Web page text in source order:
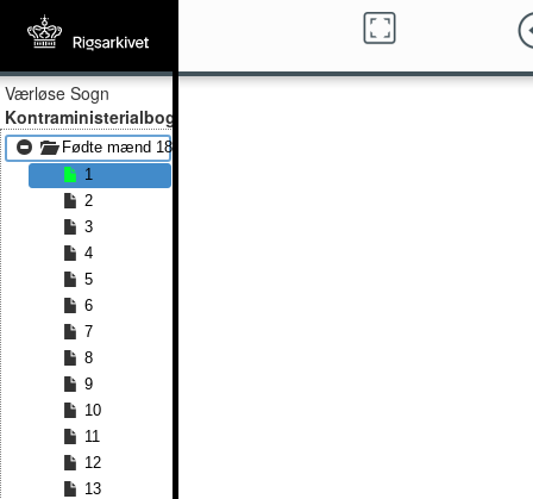
Værløse Sogn
Kontraministerialbog
Fødte mænd 1841 - Fødte mænd 1852
1
2
3
4
5
6
7
8
9
10
11
12
13